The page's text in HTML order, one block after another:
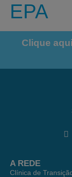
EPA
Clique
A REDE
Clínica de